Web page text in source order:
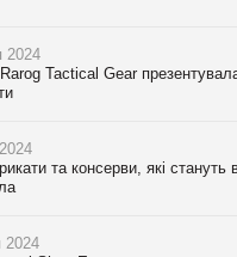
2024
Tactical Gear презентувала
та консерви, які стануть
2024